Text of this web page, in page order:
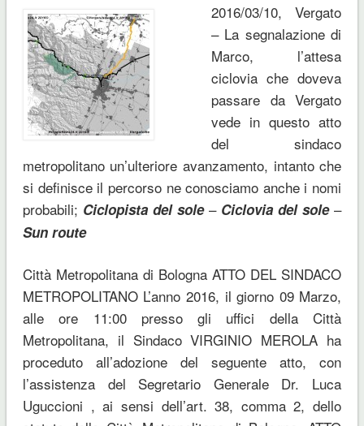
2016/03/10, Vergato
– La segnalazione di
Marco, l’attesa
ciclovia che doveva
passare da Vergato
vede in questo atto
del sindaco
metropolitano un’ulteriore avanzamento, intanto che
si definisce il percorso ne conosciamo anche i nomi
probabili; Ciclopista del sole– Ciclovia del sole–
Sun route
Città Metropolitana di Bologna ATTO DEL SINDACO
METROPOLITANO L’anno 2016, il giorno 09 Marzo,
alle ore 11:00 presso gli uffici della Città
Metropolitana, il Sindaco VIRGINIO MEROLA ha
proceduto all’adozione del seguente atto, con
l’assistenza del Segretario Generale Dr. Luca
Uguccioni , ai sensi dell’art. 38, comma 2, dello